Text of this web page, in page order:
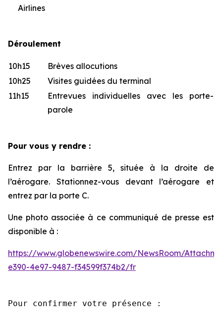
Airlines
Déroulement
10h15
Brèves allocutions
10h25 Visites guidées du terminal
11h15
Entrevues individuelles avec les porte-
parole
Pour vous y rendre :
Entrez par la barrière 5, située à la droite de
l’aérogare. Stationnez-vous devant l’aérogare et
entrez par la porte C.
Une photo associée à ce communiqué de presse est
disponible à :
https://www.globenewswire.com/NewsRoom/
e390-4e97-9487-f34599f374b2/fr
Pour confirmer votre présence :